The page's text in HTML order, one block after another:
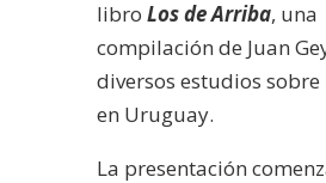
libro Los de Arriba, una
compilación de Juan
diversos estudios
en Uruguay.
La presentación